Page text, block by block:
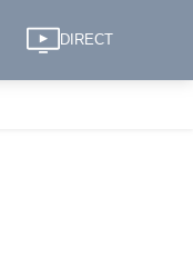
DIRECT